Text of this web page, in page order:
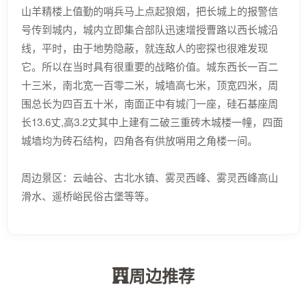
山羊精楼上值勤的哨兵马上点起狼烟，把长城上的报警信
号传到城内，城内立即集合部队迅速增授曹路以西长城沿
线，平时，由于地势隐蔽，就连敌人的密探也很难发现
它。所以在当时具有很重要的战略价值。城东西长一百二
十三米，南北宽一百零二米，城墙高七米，顶宽四米，周
围总长为四百五十米，南面正中有城门一座，硅石基座周
长13.6丈,高3.2丈其中上建有二破三重砖木城楼一幢，四面
城墙均为砖石结构，四角各有供放哨用之角楼一间。
周边景区：云岫谷、古北水镇、雾灵西峰、雾灵西峰高山
滑水、遥桥峪民俗古堡等等。
周边推荐